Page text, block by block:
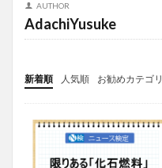
AUTHOR
AdachiYusuke
新着順 人気順
お勧めカテゴリ
投稿
学び
マンガ
電子書籍